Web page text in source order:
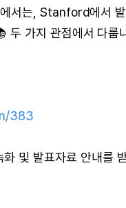
서는, Stanford에서
두 가지 관점에서 다룹
383
및 발표자료 안내를